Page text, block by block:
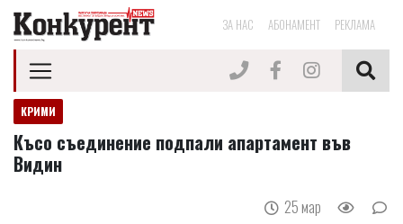
ЗА НАС АБОНАМЕНТ РЕКЛАМА
КРИМИ
Късо съединение подпали апартамент във
Видин
25 мар